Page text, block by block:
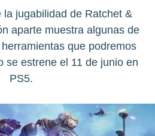
la jugabilidad de Ratchet &
aparte muestra algunas de
que podremos
se estrene el 11 de junio en
PS5.